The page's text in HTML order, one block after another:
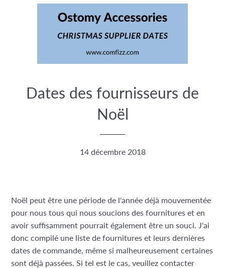
Dates des fournisseurs de
Noël
14 décembre 2018
Noël peut être une période de l'année déjà mouvementée
pour nous tous qui nous soucions des fournitures et en
avoir suffisamment pourrait également être un souci. J'ai
donc compilé une liste de fournitures et leurs dernières
dates de commande, même si malheureusement certaines
sont déjà passées. Si tel est le cas, veuillez contacter